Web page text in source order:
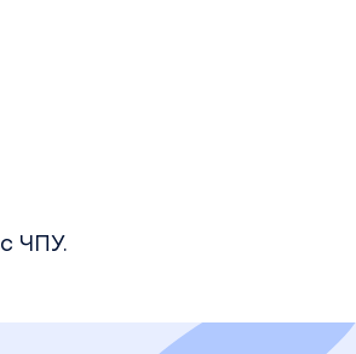
ЧПУ.